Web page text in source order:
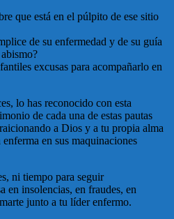
que está en el púlpito de ese sitio
de su enfermedad y de su guía
excusas para acompañarlo en
lo has reconocido con esta
de cada una de estas pautas
a Dios y a tu propia alma
en sus maquinaciones
ni tiempo para seguir
en insolencias, en fraudes, en
junto a tu líder enfermo.